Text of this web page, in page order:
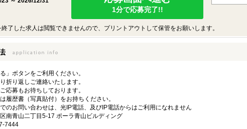
1分で応募完了!!
了した求人は閲覧できませんので、プリントアウトして保管をお願いします。
る」ボタンをご利用ください。
折り返しご連絡いたします。
応募もお待ちしております。
履歴書（写真貼付）をお持ちください。
のお問い合わせは、光IP電話、及びIP電話からはご利用になれません
南青山二丁目5-17 ポーラ青山ビルディング
7444